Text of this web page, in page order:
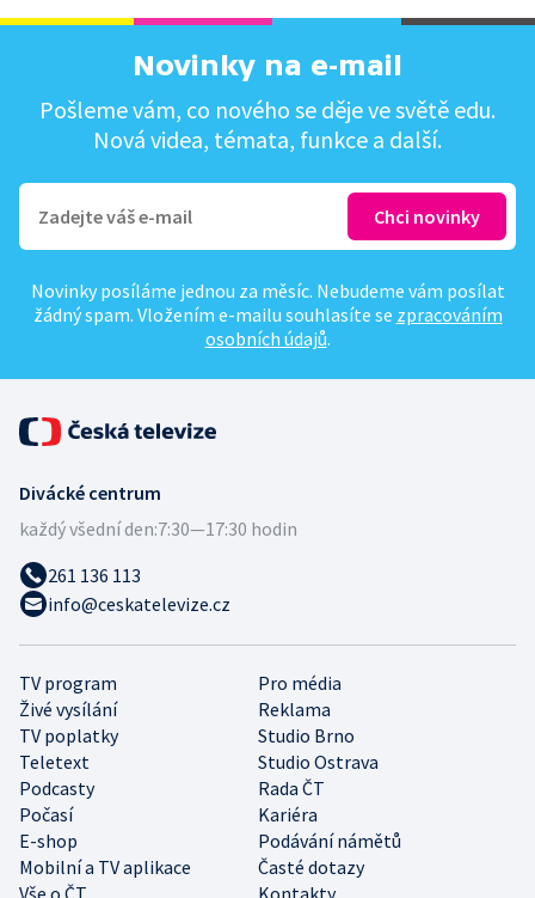
Novinky na e-mail
Pošleme vám, co nového se děje ve světě edu.
Nová videa, témata, funkce a další.
Novinky posíláme jednou za měsíc. Nebudeme vám posílat
žádný spam. Vložením e-mailu souhlasíte se zpracováním
osobních údajů.